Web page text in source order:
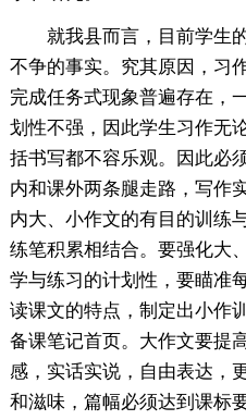
就我县而言，目前学生
不争的事实。究其原因，习
完成任务式现象普遍存在，
划性不强，因此学生习作无
括书写都不容乐观。因此必
内和课外两条腿走路，写作
内大、小作文的有目的训练
练笔积累相结合。要强化大
学与练习的计划性，要瞄准
读课文的特点，制定出小作
备课笔记首页。大作文要提
感，实话实说，自由表达，
和滋味，篇幅必须达到课标